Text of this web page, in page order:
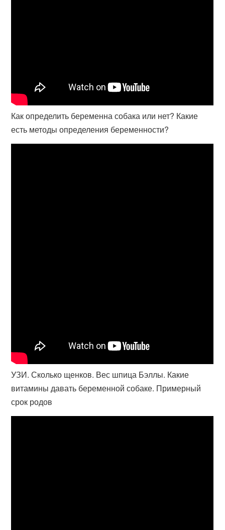
Как определить беременна собака или нет? Какие
есть методы определения беременности?
УЗИ. Сколько щенков. Вес шпица Бэллы. Какие
витамины давать беременной собаке. Примерный
срок родов